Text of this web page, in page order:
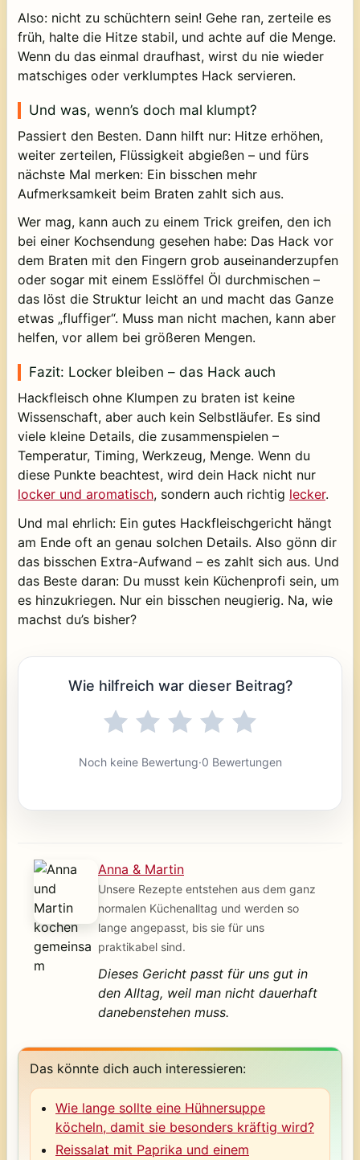
Also: nicht zu schüchtern sein! Gehe ran, zerteile es
früh, halte die Hitze stabil, und achte auf die Menge.
Wenn du das einmal draufhast, wirst du nie wieder
matschiges oder verklumptes Hack servieren.
Und was, wenn’s doch mal klumpt?
Passiert den Besten. Dann hilft nur: Hitze erhöhen,
weiter zerteilen, Flüssigkeit abgießen – und fürs
nächste Mal merken: Ein bisschen mehr
Aufmerksamkeit beim Braten zahlt sich aus.
Wer mag, kann auch zu einem Trick greifen, den ich
bei einer Kochsendung gesehen habe: Das Hack vor
dem Braten mit den Fingern grob auseinanderzupfen
oder sogar mit einem Esslöffel Öl durchmischen –
das löst die Struktur leicht an und macht das Ganze
etwas „fluffiger“. Muss man nicht machen, kann aber
helfen, vor allem bei größeren Mengen.
Fazit: Locker bleiben – das Hack auch
Hackfleisch ohne Klumpen zu braten ist keine
Wissenschaft, aber auch kein Selbstläufer. Es sind
viele kleine Details, die zusammenspielen –
Temperatur, Timing, Werkzeug, Menge. Wenn du
diese Punkte beachtest, wird dein Hack nicht nur
locker und aromatisch, sondern auch richtig lecker.
Und mal ehrlich: Ein gutes Hackfleischgericht hängt
am Ende oft an genau solchen Details. Also gönn dir
das bisschen Extra-Aufwand – es zahlt sich aus. Und
das Beste daran: Du musst kein Küchenprofi sein, um
es hinzukriegen. Nur ein bisschen neugierig. Na, wie
machst du’s bisher?
Wie hilfreich war dieser Beitrag?
Noch keine Bewertung·0 Bewertungen
Anna & Martin
Unsere Rezepte entstehen aus dem ganz
normalen Küchenalltag und werden so
lange angepasst, bis sie für uns
praktikabel sind.
Dieses Gericht passt für uns gut in
den Alltag, weil man nicht dauerhaft
danebenstehen muss.
Das könnte dich auch interessieren:
Wie lange sollte eine Hühnersuppe
köcheln, damit sie besonders kräftig wird?
Reissalat mit Paprika und einem